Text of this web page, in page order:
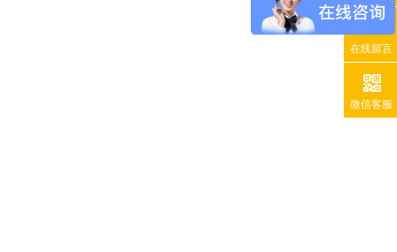
在线留言
微信客服